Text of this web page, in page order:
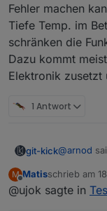
Fehler machen
Tiefe Temp. im
schränken die
Dazu kommt
Elektronik zusetzt
1 Antwort
git-kick@arnod
Bin mir
M
Offline
Matisschrieb am
zuletzt
@ujok sagte in